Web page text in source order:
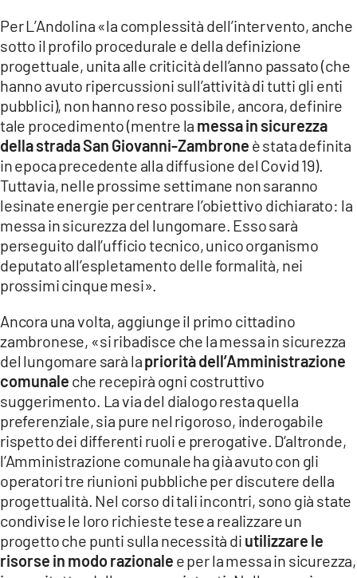
Per L’Andolina «la complessità dell’intervento, anche
sotto il profilo procedurale e della definizione
progettuale, unita alle criticità dell’anno passato (che
hanno avuto ripercussioni sull’attività di tutti gli enti
pubblici), non hanno reso possibile, ancora, definire
tale procedimento (mentre la messa in sicurezza
della strada San Giovanni-Zambrone è stata definita
in epoca precedente alla diffusione del Covid 19).
Tuttavia, nelle prossime settimane non saranno
lesinate energie per centrare l’obiettivo dichiarato: la
messa in sicurezza del lungomare. Esso sarà
perseguito dall’ufficio tecnico, unico organismo
deputato all’espletamento delle formalità, nei
prossimi cinque mesi».
Ancora una volta, aggiunge il primo cittadino
zambronese, «si ribadisce che la messa in sicurezza
del lungomare sarà lapriorità dell’Amministrazione
comunale che recepirà ogni costruttivo
suggerimento. La via del dialogo resta quella
preferenziale, sia pure nel rigoroso, inderogabile
rispetto dei differenti ruoli e prerogative. D’altronde,
l’Amministrazione comunale ha già avuto con gli
operatori tre riunioni pubbliche per discutere della
progettualità. Nel corso di tali incontri, sono già state
condivise le loro richieste tese a realizzare un
progetto che punti sulla necessità di utilizzare le
risorse in modo razionale e per la messa in sicurezza,